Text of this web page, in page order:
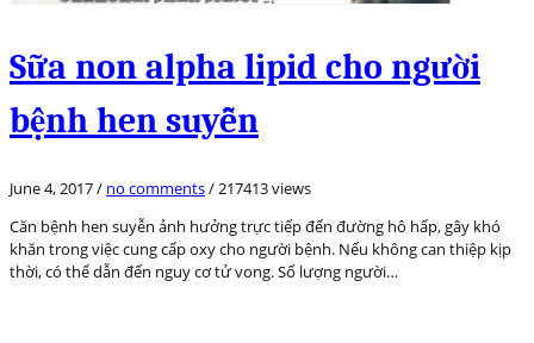
Sữa non alpha lipid cho người
bệnh hen suyễn
June 4, 2017/ no comments/217413 views
Căn bệnh hen suyễn ảnh hưởng trực tiếp đến đường hô hấp, gây khó
khăn trong việc cung cấp oxy cho người bệnh. Nếu không can thiệp kịp
thời, có thể dẫn đến nguy cơ tử vong. Số lượng người…